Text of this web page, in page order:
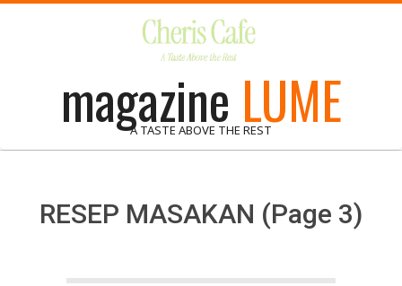
magazine LUME
A TASTE ABOVE THE REST
RESEP MASAKAN (Page 3)